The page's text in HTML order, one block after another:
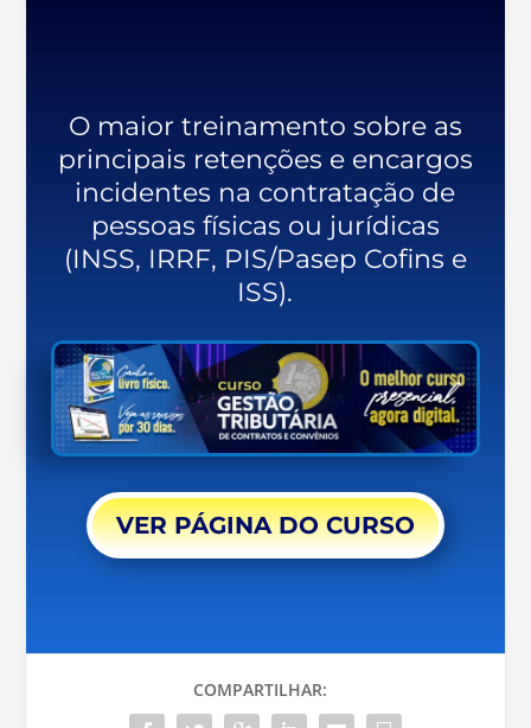
O maior treinamento sobre as
principais retenções e encargos
incidentes na contratação de
pessoas físicas ou jurídicas
(INSS, IRRF, PIS/Pasep Cofins e
ISS).
VER PÁGINA DO CURSO
COMPARTILHAR: